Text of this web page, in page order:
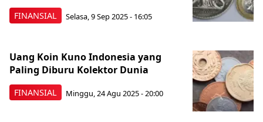
FINANSIAL Selasa, 9 Sep 2025 - 16:05
FINANSIAL
Uang Koin Kuno Indonesia yang
Paling Diburu Kolektor Dunia
Minggu, 24 Agu 2025 - 20:00